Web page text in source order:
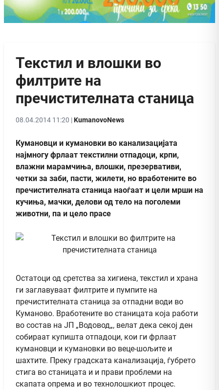
Текстил и влошки во
филтрите на
пречистителната станица
08.04.2014 11:20 |KumanovoNews
Кумановци и кумановки во канализацијата
најмногу фрлаат текстилни отпадоци, крпи,
влажни марамчиња, влошки, презервативи,
четки за заби, пасти, жилети, но вработените во
пречистителната станица наоѓаат и цели мрши на
кучиња, мачки, делови од тело на поголеми
животни, па и цело прасе
Остатоци од сретства за хигиена, текстил и храна
ги заглавуваат филтрите и пумпите на
пречистителната станица за отпадни води во
Куманово. Вработените во станицата која работи
во состав на ЈП „Водовод„, велат дека секој ден
собираат купишта отпадоци, кои ги фрлаат
кумановци и кумановки во веце-шољите и
шахтите. Преку градската канализација, ѓубрето
стига во станицата и и прави проблеми на
скапата опрема и во технолошкиот процес.